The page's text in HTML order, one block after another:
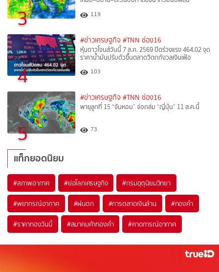
3 119
4
#ข่าวเศรษฐกิจ #TNN ช่อง16
หุ้นดาวโจนส์วันนี้ 7 ส.ค. 2569 ปิดร่วงแรง 464.02 จุด
ราคาน้ำมันปรับตัวขึ้นตลาดวิตกกังวลเงินเฟ้อ
103
5
#ข่าวเศรษฐกิจ #TNN ช่อง16
พายุลูกที่ 15 “จันหอม” จ่อถล่ม “ญี่ปุ่น” 11 ส.ค.นี้
73
แท็กยอดนิยม
#สภาพอากาศ #ย่อโลกเศรษฐกิจ #กรมอุตุนิยมวิทยา
#พยากรณ์อากาศ #ฝนตก #การตลาดเงินล้าน #ทองคำ
#ราคาทองวันนี้ #สมาคมค้าทองคำ #คาดการณ์อากาศ